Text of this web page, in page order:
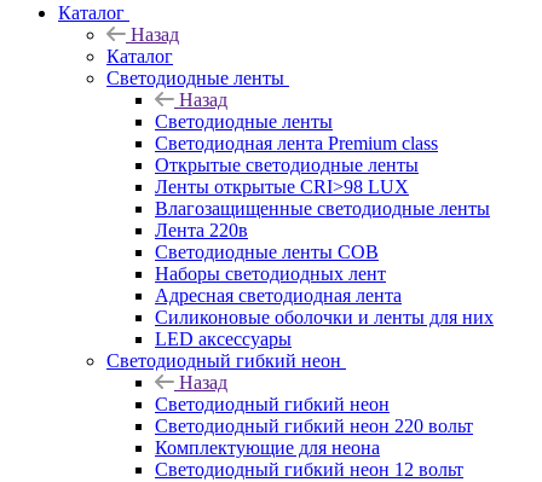
Каталог
Назад
Каталог
Светодиодные ленты
Назад
Светодиодные ленты
Светодиодная лента Premium class
Открытые светодиодные ленты
Ленты открытые CRI>98 LUX
Влагозащищенные светодиодные ленты
Лента 220в
Светодиодные ленты COB
Наборы светодиодных лент
Адресная светодиодная лента
Силиконовые оболочки и ленты для них
LED аксессуары
Светодиодный гибкий неон
Назад
Светодиодный гибкий неон
Светодиодный гибкий неон 220 вольт
Комплектующие для неона
Светодиодный гибкий неон 12 вольт